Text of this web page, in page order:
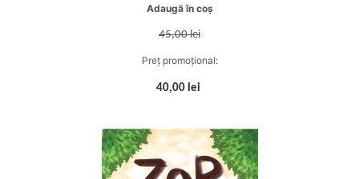
Adaugă în coș
45,00 lei
Preț promoțional:
40,00 lei